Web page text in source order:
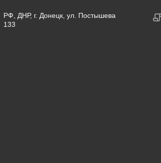
РФ, ДНР, г. Донецк, ул. Постышева
133